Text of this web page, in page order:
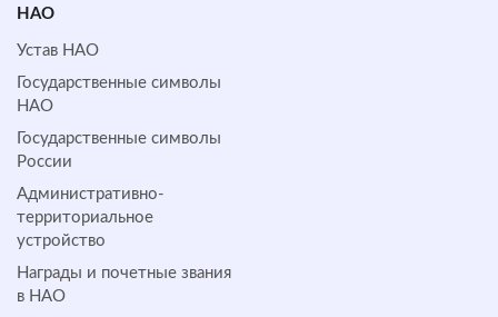
НАО
Устав НАО
Государственные символы
НАО
Государственные символы
России
Административно-
территориальное
устройство
Награды и почетные звания
в НАО